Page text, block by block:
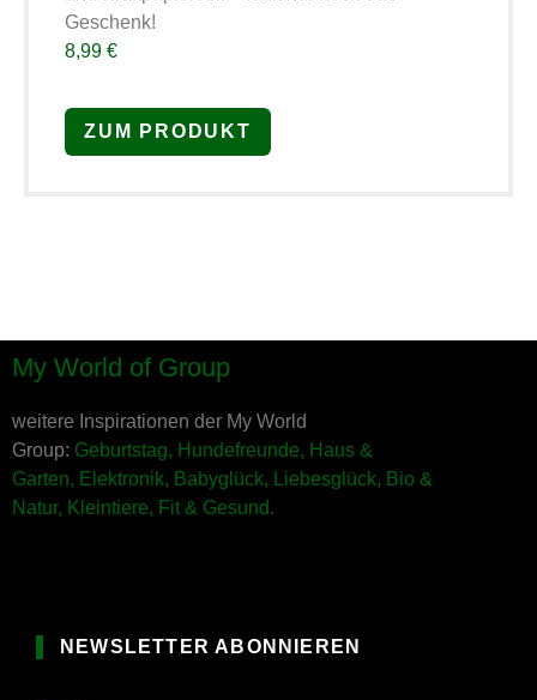
Geschenk!
8,99 €
ZUM PRODUKT
My World of Group
weitere Inspirationen der My World
Group: Geburtstag, Hundefreunde, Haus &
Garten, Elektronik, Babyglück, Liebesglück, Bio &
Natur, Kleintiere, Fit & Gesund.
NEWSLETTER ABONNIEREN